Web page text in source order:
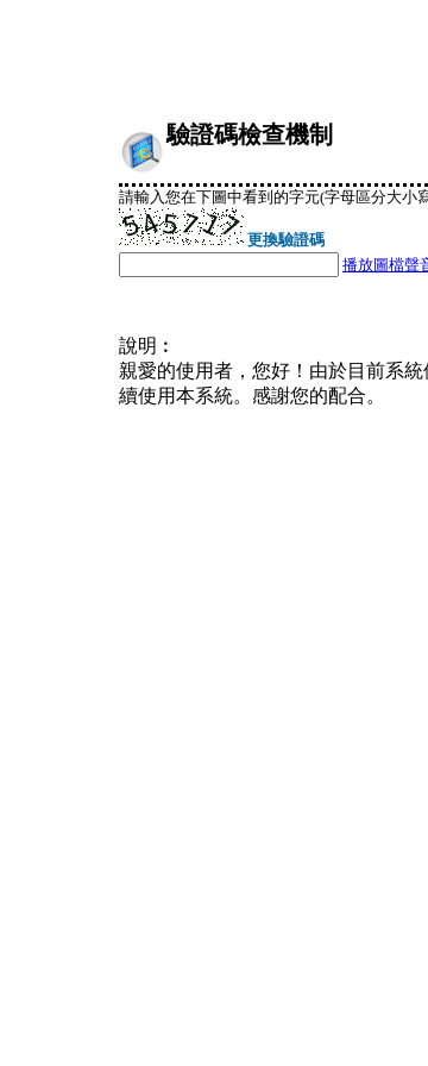
驗證碼檢查機制
請輸入您在下圖中看到的字元(字母區分大小
更換驗證碼
播放圖檔聲
說明︰
親愛的使用者，您好！由於目前系
續使用本系統。感謝您的配合。